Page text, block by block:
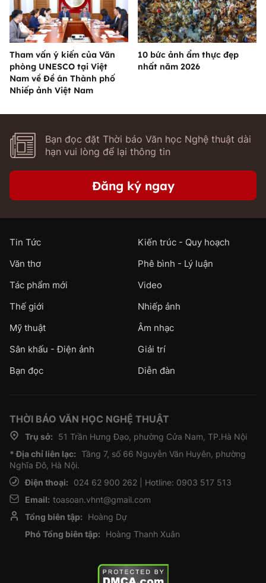
Tham vấn ý kiến của Văn
phòng UNESCO tại Việt
Nam về Đề án Thành phố
Nhiếp ảnh Việt Nam
10 bức ảnh ẩm thực đẹp
nhất năm 2026
Bạn đọc đặt Thời báo Văn học Nghệ thuật dài
hạn vui lòng để lại thông tin
Đăng ký ngay
Tin Tức
Kiến trúc - Quy hoạch
Văn thơ
Phê bình - Lý luận
Tác phẩm mới
Video
Thế giới
Nhiếp ảnh
Mỹ thuật
Âm nhạc
Sân khấu - Điện ảnh
Giải trí
Bạn đọc
Diễn đàn
THỜI BÁO VĂN HỌC NGHỆ THUẬT
Trụ sở:
51 Trần Hưng Đạo, phường Cửa Nam, TP.Hà Nội
* Địa chỉ liên lạc: Tầng 7, số 66 Nguyễn Văn Huyên, phường
Nghĩa Đô, Hà Nội.
Điện thoại:
024 62 900 262 | Hotline: 0903 517 513
Email: toasoan.vhnt@gmail.com
Tổng biên tập:
Hoàng Dự
Phó Tổng biên tập:
Hoàng Thanh Xuân